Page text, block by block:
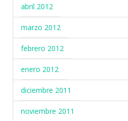
abril 2012
marzo 2012
febrero 2012
enero 2012
diciembre 2011
noviembre 2011